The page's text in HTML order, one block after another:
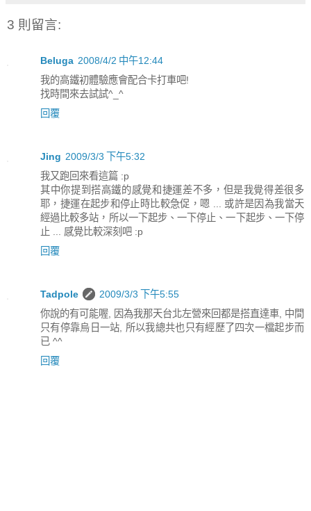
3 則留言:
Beluga 2008/4/2 中午12:44
我的高鐵初體驗應會配合卡打車吧!
找時間來去試試^_^
回覆
Jing 2009/3/3 下午5:32
我又跑回來看這篇 :p
其中你提到搭高鐵的感覺和捷運差不多，但是我覺得差很多
耶，捷運在起步和停止時比較急促，嗯 ... 或許是因為我當天
經過比較多站，所以一下起步、一下停止、一下起步、一下停
止 ... 感覺比較深刻吧 :p
回覆
Tadpole
2009/3/3 下午5:55
你說的有可能喔, 因為我那天台北左營來回都是搭直達車, 中間
只有停靠烏日一站, 所以我總共也只有經歷了四次一檔起步而
已 ^^
回覆